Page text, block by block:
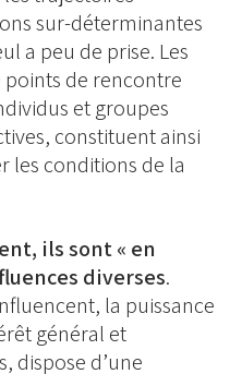
sur-déterminantes
a peu de prise. Les
de rencontre
et groupes
constituent ainsi
les conditions de la
ils sont « en
diverses.
la puissance
général et
dispose d’une